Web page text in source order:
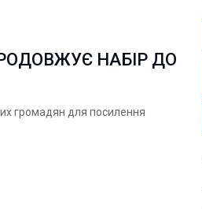
НАБІР ДО
громадян для посилення